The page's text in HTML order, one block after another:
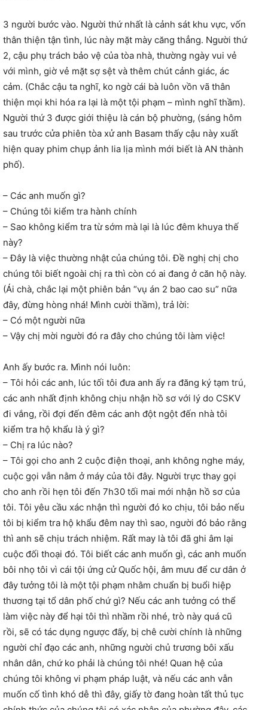
3 người bước vào. Người thứ nhất là cảnh sát khu vực, vốn
thân thiện tận tình, lúc này mặt mày căng thẳng. Người thứ
2, cậu phụ trách bảo vệ của tòa nhà, thường ngày vui vẻ
với mình, giờ vẻ mặt sợ sệt và thêm chút cảnh giác, ác
cảm. (Chắc cậu ta nghĩ, ko ngờ cái bà luôn vồn vã thân
thiện mọi khi hóa ra lại là một tội phạm – mình nghĩ thầm).
Người thứ 3 được giới thiệu là cán bộ phường, (sáng hôm
sau trước cửa phiên tòa xử anh Basam thấy cậu này xuất
hiện quay phim chụp ảnh lia lịa mình mới biết là AN thành
phố).
– Các anh muốn gì?
– Chúng tôi kiểm tra hành chính
– Sao không kiểm tra từ sớm mà lại là lúc đêm khuya thế
này?
– Đây là việc thường nhật của chúng tôi. Đề nghị chị cho
chúng tôi biết ngoài chị ra thì còn có ai đang ở căn hộ này.
(Ái chà, chắc lại một phiên bản “vụ án 2 bao cao su” nữa
đây, đừng hòng nhá! Mình cười thầm), trả lời:
– Có một người nữa
– Vậy chị mời người đó ra đây cho chúng tôi làm việc!
Anh ấy bước ra. Mình nói luôn:
– Tôi hỏi các anh, lúc tối tôi đưa anh ấy ra đăng ký tạm trú,
các anh nhất định không chịu nhận hồ sơ với lý do CSKV
đi vắng, rồi đợi đến đêm các anh đột ngột đến nhà tôi
kiểm tra hộ khẩu là ý gì?
– Chị ra lúc nào?
– Tôi gọi cho anh 2 cuộc điện thoại, anh không nghe máy,
cuộc gọi vẫn nằm ở máy của tôi đây. Người trực thay gọi
cho anh rồi hẹn tôi đến 7h30 tối mai mới nhận hồ sơ của
tôi. Tôi yêu cầu xác nhận thì người đó ko chịu, tôi bảo nếu
tôi bị kiểm tra hộ khẩu đêm nay thì sao, người đó bảo rằng
thì anh sẽ chịu trách nhiệm. Rất may là tôi đã ghi âm lại
cuộc đối thoại đó. Tôi biết các anh muốn gì, các anh muốn
bôi nhọ tôi vì cái tội ứng cử Quốc hội, âm mưu để cư dân ở
đây tưởng tôi là một tội phạm nhằm chuẩn bị buổi hiệp
thương tại tổ dân phố chứ gì? Nếu các anh tưởng có thể
làm việc này để hại tôi thì nhầm rồi nhé, trò này quá cũ
rồi, sẽ có tác dụng ngược đấy, bị chê cười chính là những
người chỉ đạo các anh, những người chủ trương bôi xấu
nhân dân, chứ ko phải là chúng tôi nhé! Quan hệ của
chúng tôi không vi phạm pháp luật, và nếu các anh vẫn
muốn cố tình khó dễ thì đây, giấy tờ đang hoàn tất thủ tục